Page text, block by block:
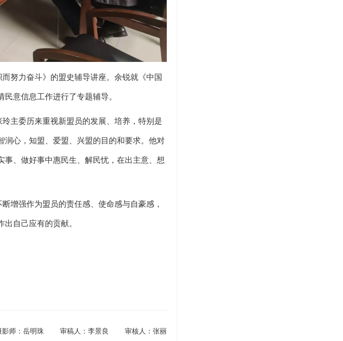
努力奋斗》的盟史辅导讲座。 余锐就《中国
民意信息工作进行了专题辅导。
主委历来重视新盟员的发展、培养，特别是
心，知盟、爱盟、兴盟的目的和要求。他对
、做好事中惠民生、解民忧，在出主意、想
增强作为盟员的责任感、使命感与自豪感，
自己应有的贡献。
师：岳明珠 审稿人：李景良 审核人：张丽